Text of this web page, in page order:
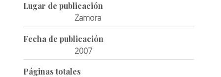
Lugar de publicación
Zamora
Fecha de publicación
2007
Páginas totales